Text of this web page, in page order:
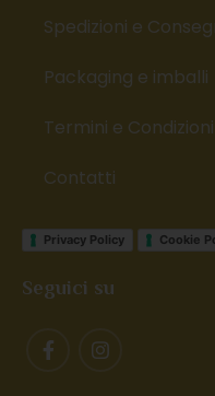
Spedizioni e
Packaging e imballi
Termini e Condizioni
Contatti
Privacy Policy Cookie
Seguici su